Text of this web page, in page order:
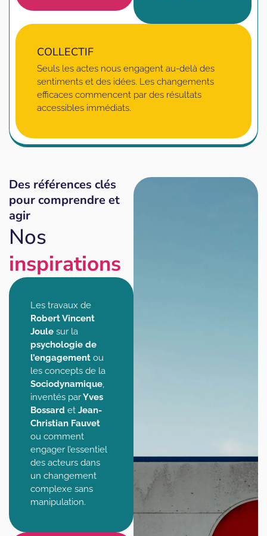
COLLECTIF
Seuls les actes nous engagent au-delà des
sentiments et des idées. Les changements
efficaces commencent par des résultats
accessibles immédiats.
Des références clés
pour comprendre et
agir
Nos
inspirations
Les travaux de
Robert Vincent
Joule sur la
psychologie de
l’engagement ou
les concepts de la
Sociodynamique,
inventés parYves
Bossard et Jean-
Christian Fauvet
ou comment
engager l’essentiel
des acteurs dans
un changement
complexe sans
manipulation.